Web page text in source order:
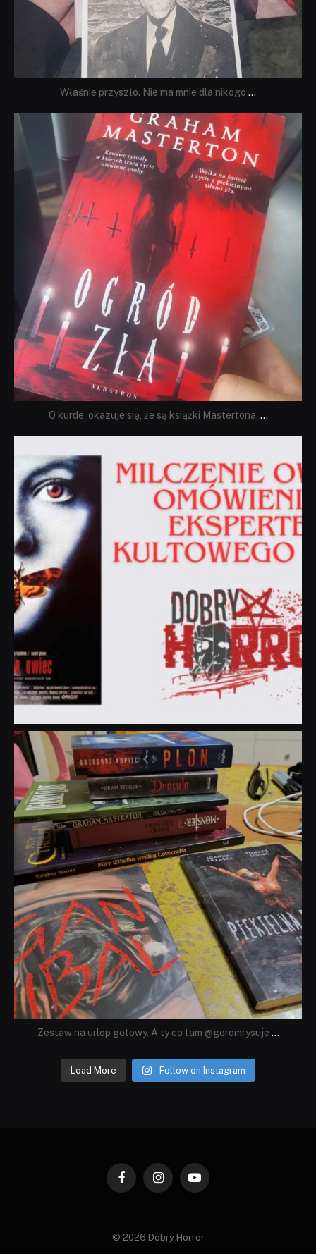
Właśnie przyszło. Nie ma mnie dla nikogo ...
dobryhorror
Sie 23
O kurde, okazuje się, że są książki Mastertona, ...
dobryhorror
Lip 31
Zestaw na urlop gotowy. A ty co tam @goromrysuje ...
Load More Follow on Instagram
FacebookInstagramYouTube
© 2026 Dobry Horror